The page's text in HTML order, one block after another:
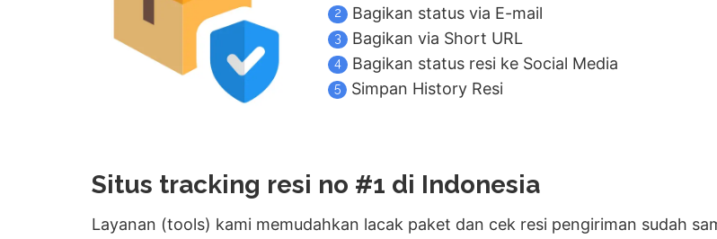
2 Bagikan status via E-mail
3 Bagikan via Short URL
4 Bagikan status resi ke Social Media
5 Simpan History Resi
Situs tracking resi no #1 di Indonesia
Layanan (tools) kami memudahkan lacak paket dan cek resi pengiriman sudah